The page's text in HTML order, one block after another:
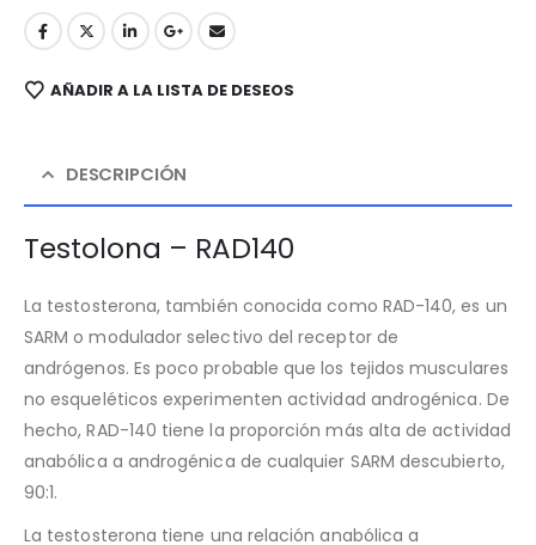
AÑADIR A LA LISTA DE DESEOS
DESCRIPCIÓN
Testolona – RAD140
La testosterona, también conocida como RAD-140, es un
SARM o modulador selectivo del receptor de
andrógenos. Es poco probable que los tejidos musculares
no esqueléticos experimenten actividad androgénica. De
hecho, RAD-140 tiene la proporción más alta de actividad
anabólica a androgénica de cualquier SARM descubierto,
90:1.
La testosterona tiene una relación anabólica a